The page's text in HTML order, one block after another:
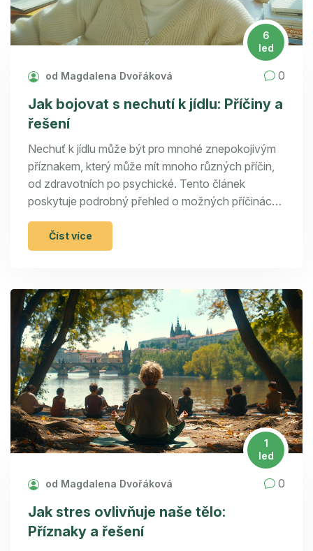
6
led
od Magdalena Dvořáková 0
Jak bojovat s nechutí k jídlu: Příčiny a
řešení
Nechuť k jídlu může být pro mnohé znepokojivým
příznakem, který může mít mnoho různých příčin,
od zdravotních po psychické. Tento článek
poskytuje podrobný přehled o možných příčinách
nechuti k jídlu a nabízí praktické tipy, jak tomuto
problému čelit. Budeme se zabývat jak zdravotními,
tak psychickými aspekty, které mohou ovlivnit váš
Číst více
1
led
od Magdalena Dvořáková 0
Jak stres ovlivňuje naše tělo:
Příznaky a řešení